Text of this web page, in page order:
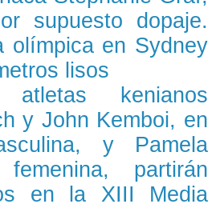
supuesto dopaje.
olímpica en Sydney
lisos
kenianos
y John Kemboi, en
y Pamela
partirán
en la XIII Media